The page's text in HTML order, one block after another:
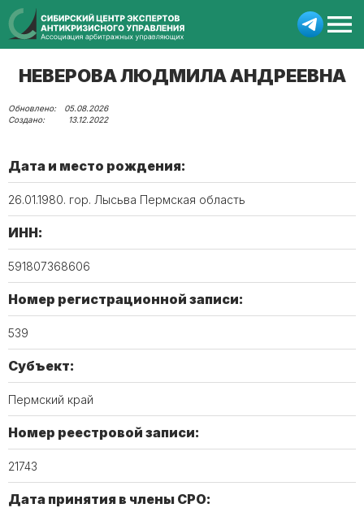
НЕВЕРОВА ЛЮДМИЛА АНДРЕЕВНА
05.08.2026
13.12.2022
Дата и место рождения:
26.01.1980. гор. Лысьва Пермская область
ИНН:
591807368606
Номер регистрационной записи:
539
Субъект:
Пермский край
Номер реестровой записи:
21743
Дата принятия в члены СРО: